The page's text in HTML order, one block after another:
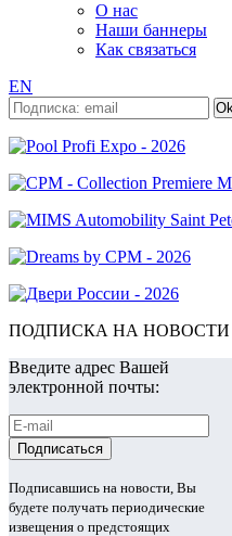
О нас
Наши баннеры
Как связаться
EN
ПОДПИСКА НА НОВОСТИ
Введите адрес Вашей
электронной почты:
Подписавшись на новости, Вы
будете получать периодические
извещения о предстоящих